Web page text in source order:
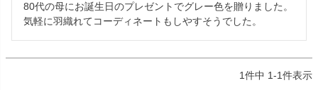
80代の母にお誕生日のプレゼントでグレー色を贈りました。
1件中 1-1件表示